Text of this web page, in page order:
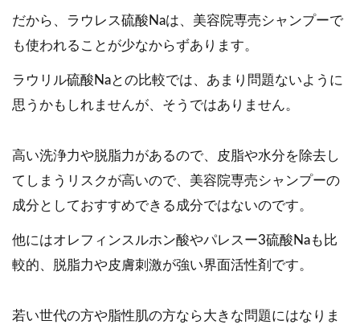
だから、ラウレス硫酸Naは、美容院専売シャンプーで
も使われることが少なからずあります。
ラウリル硫酸Naとの比較では、あまり問題ないように
思うかもしれませんが、そうではありません。
高い洗浄力や脱脂力があるので、皮脂や水分を除去し
てしまうリスクが高いので、美容院専売シャンプーの
成分としておすすめできる成分ではないのです。
他にはオレフィンスルホン酸やパレスー3硫酸Naも比
較的、脱脂力や皮膚刺激が強い界面活性剤です。
若い世代の方や脂性肌の方なら大きな問題にはなりま